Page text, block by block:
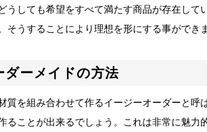
うしても希望をすべて満たす商品が存在し
そうすることにより理想を形にする事ができ
ダーメイドの方法
質を組み合わせて作るイージーオーダーと
ることが出来るでしょう。これは非常に魅